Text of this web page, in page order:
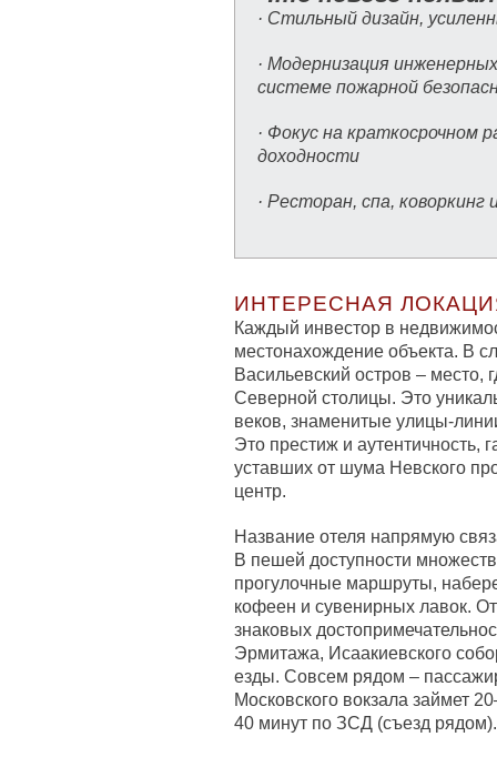
· Стильный дизайн,
· Модернизация
системе пожарной
· Фокус на краткосрочном
доходности
· Ресторан, спа,
ИНТЕРЕСНАЯ
Каждый инвестор в
местонахождение объекта. В
Васильевский остров –
Северной столицы. Это
веков, знаменитые улицы-
Это престиж и аутентичность,
уставших от шума Невского
центр.
Название отеля напрямую
В пешей доступности
прогулочные маршруты,
кофеен и сувенирных лавок.
знаковых
Эрмитажа, Исаакиевского
езды. Совсем рядом –
Московского вокзала займет
40 минут по ЗСД (съезд рядом).